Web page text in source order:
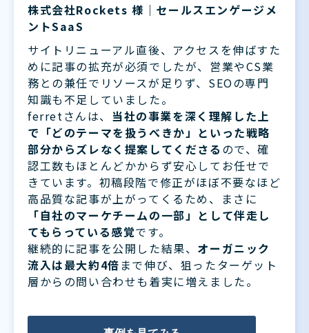
株式会社Rockets 様｜セールスエンゲージメ
ントSaaS
サイトリニューアル直後、アクセスを伸ばすた
めに記事の拡充が必須でしたが、営業やCS業
務との兼任でリソースが足りず、SEOの専門
知識も不足していました。
ferretさんは、 当社の事業を深く理解した上
で「どのテーマを扱うべきか」といった戦略
部分からズレなく提案してくださる ので、確
認工数もほとんどかからず安心してお任せで
きています。初稿段階で修正がほぼ不要なほど
高品質な記事が上がってくるため、まさに
「自社のマーケチームの一部」として伴走し
てもらっている感覚です。
継続的に記事を公開した結果、 オーガニック
流入は最大約4倍 まで伸び、狙ったターゲット
層からの問い合わせも着実に増えました。